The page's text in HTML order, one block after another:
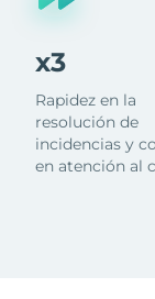
x3
Rapidez en la
resolución de
incidencias y
en atención al